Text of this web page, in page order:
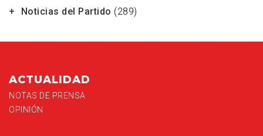
Noticias del Partido (289)
ACTUALIDAD
NOTAS DE PRENSA
OPINIÓN